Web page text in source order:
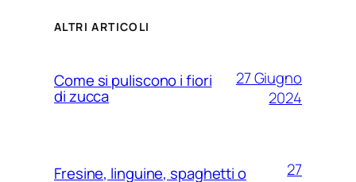
ALTRI ARTICOLI
Come si puliscono i fiori
di zucca
27 Giugno
2024
Fresine, linguine, spaghetti o
27